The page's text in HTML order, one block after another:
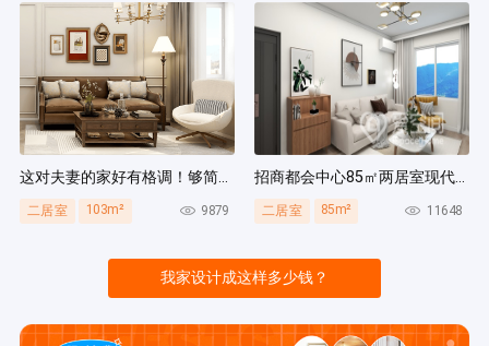
这对夫妻的家好有格调！够简洁还复古，好打扫卫生太贴心~
二居室 103m² 9879
招商都会中心85㎡两居室现代简约风装修案例
二居室 85m² 11648
我家设计成这样多少钱？